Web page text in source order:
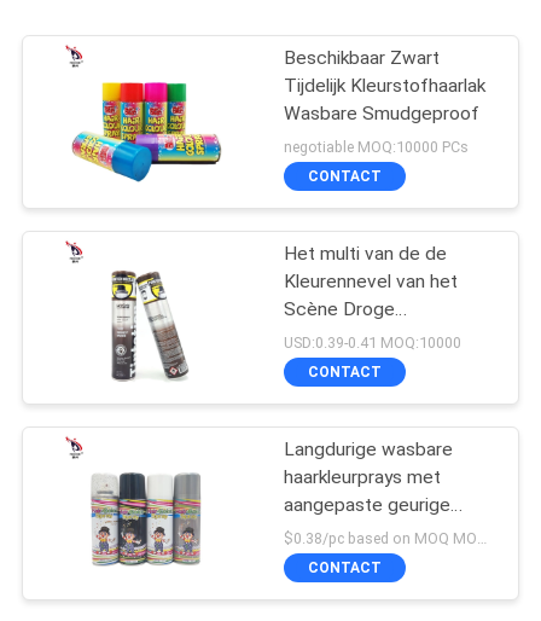
Beschikbaar Zwart
Tijdelijk Kleurstofhaarlak
Wasbare Smudgeproof
negotiable MOQ:10000 PCs
CONTACT
Het multi van de de
Kleurennevel van het
Scène Droge
Waterdichte Haar
Unisex- Bestand Zweet
USD:0.39-0.41 MOQ:10000
CONTACT
Langdurige wasbare
haarkleurprays met
aangepaste geurige
alcoholbestanddelen
$0.38/pc based on MOQ MOQ:10000pcs
CONTACT